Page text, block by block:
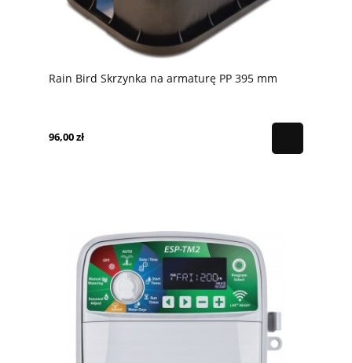
Rain Bird Skrzynka na armaturę PP 395 mm
96,00 zł